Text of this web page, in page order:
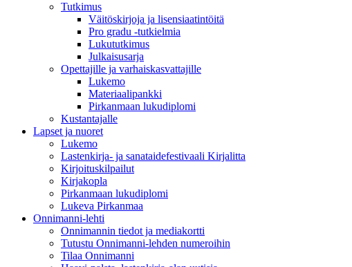
Tutkimus
Väitöskirjoja ja lisensiaatintöitä
Pro gradu -tutkielmia
Lukututkimus
Julkaisusarja
Opettajille ja varhaiskasvattajille
Lukemo
Materiaalipankki
Pirkanmaan lukudiplomi
Kustantajalle
Lapset ja nuoret
Lukemo
Lastenkirja- ja sanataidefestivaali Kirjalitta
Kirjoituskilpailut
Kirjakopla
Pirkanmaan lukudiplomi
Lukeva Pirkanmaa
Onnimanni-lehti
Onnimannin tiedot ja mediakortti
Tutustu Onnimanni-lehden numeroihin
Tilaa Onnimanni